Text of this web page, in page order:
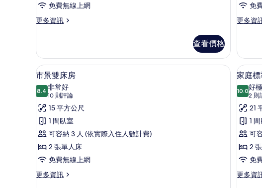
的
所
片
免費無線上網
更多資訊
更
房,
無
景
詳
查看價格
的
所
片
免
更多資
更
雙
人
房
的
詳
顯
示
市
景
雙
床
房
的
所
市景雙床房 | 客房內保險箱、遮光布/窗簾、
8
市景雙床房
8.48.4 分，滿分 10 分
非常好
10 則評論
(10
則
評
論)
15 平方公尺
1 間臥室
可容納 3 人 (依實際入住人數計費)
2 張單人床
免費無線上網
更多資訊
更
顯
示
家
庭
標
準
客
房,
無
7
家庭
10.010.0 分
好
2 則
(2
則
評
論)
21
1
可
2
免
更多資
更